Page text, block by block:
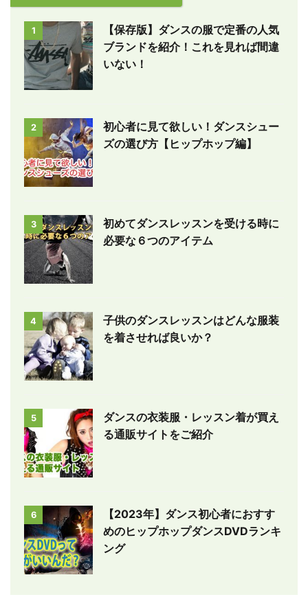
1
【保存版】ダンスの服で定番の人気
ブランドを紹介！これを見れば間違
いない！
2
初心者に見て欲しい！ダンスシュー
ズの選び方【ヒップホップ編】
3
初めてダンスレッスンを受ける時に
必要な６つのアイテム
4
子供のダンスレッスンはどんな服装
を着させれば良いか？
5
ダンスの衣装服・レッスン着が買え
る通販サイトをご紹介
6
【2023年】ダンス初心者におすす
めのヒップホップダンスDVDランキ
ング